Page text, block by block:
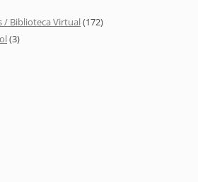
/ Biblioteca Virtual(172)
(3)